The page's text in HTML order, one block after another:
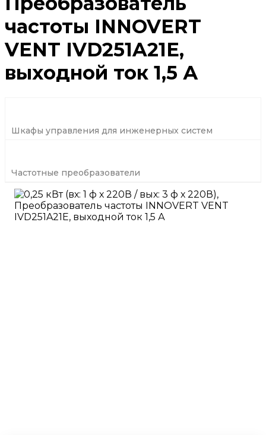
частоты INNOVERT
VENT IVD251A21E,
выходной ток 1,5 А
Шкафы управления для инженерных систем
Частотные преобразователи